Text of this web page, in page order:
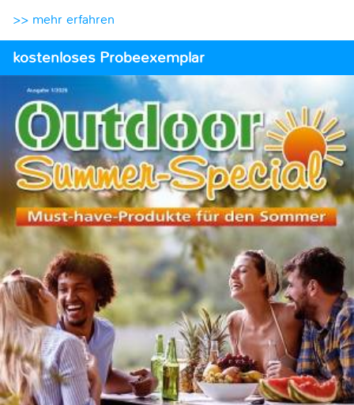
>> mehr erfahren
kostenloses Probeexemplar